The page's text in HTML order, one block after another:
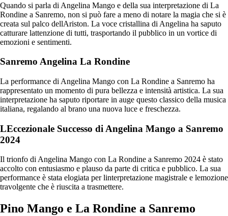
Quando si parla di Angelina Mango e della sua interpretazione di La
Rondine a Sanremo, non si può fare a meno di notare la magia che si è
creata sul palco dellAriston. La voce cristallina di Angelina ha saputo
catturare lattenzione di tutti, trasportando il pubblico in un vortice di
emozioni e sentimenti.
Sanremo Angelina La Rondine
La performance di Angelina Mango con La Rondine a Sanremo ha
rappresentato un momento di pura bellezza e intensità artistica. La sua
interpretazione ha saputo riportare in auge questo classico della musica
italiana, regalando al brano una nuova luce e freschezza.
LEccezionale Successo di Angelina Mango a Sanremo
2024
Il trionfo di Angelina Mango con La Rondine a Sanremo 2024 è stato
accolto con entusiasmo e plauso da parte di critica e pubblico. La sua
performance è stata elogiata per linterpretazione magistrale e lemozione
travolgente che è riuscita a trasmettere.
Pino Mango e La Rondine a Sanremo